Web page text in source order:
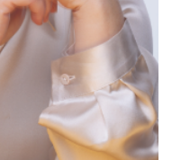
która
Na pokładzie Otago –
– gra toczyła się
a tutaj swoistym
nas też dwie opery